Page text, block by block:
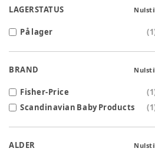
LAGERSTATUS
På lager (1
BRAND
Fisher-Price (1
Scandinavian Baby Products
(1
ALDER